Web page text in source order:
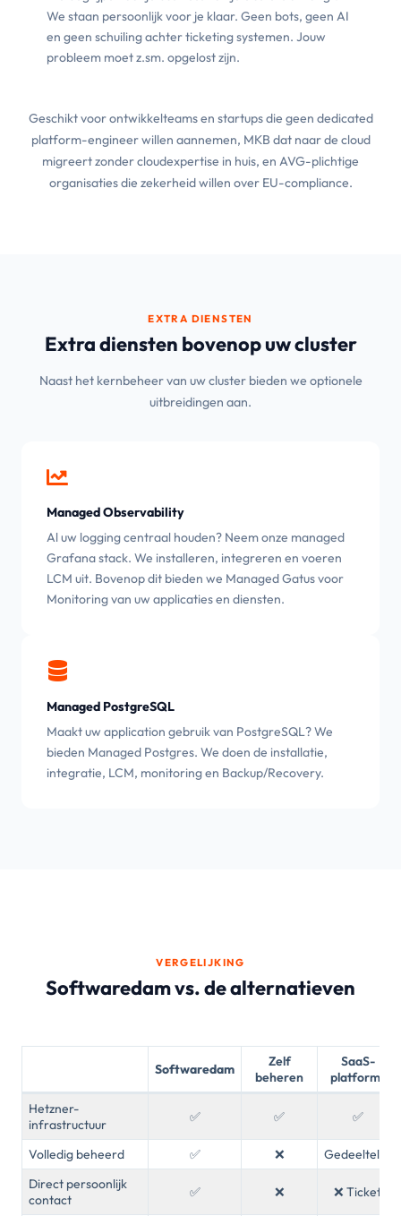
We staan persoonlijk voor je klaar. Geen bots, geen AI
en geen schuiling achter ticketing systemen. Jouw
probleem moet z.sm. opgelost zijn.
Geschikt voor ontwikkelteams en startups die geen dedicated
platform-engineer willen aannemen, MKB dat naar de cloud
migreert zonder cloudexpertise in huis, en AVG-plichtige
organisaties die zekerheid willen over EU-compliance.
EXTRA DIENSTEN
Extra diensten bovenop uw cluster
Naast het kernbeheer van uw cluster bieden we optionele
uitbreidingen aan.
Managed Observability
Al uw logging centraal houden? Neem onze managed
Grafana stack. We installeren, integreren en voeren
LCM uit. Bovenop dit bieden we Managed Gatus voor
Monitoring van uw applicaties en diensten.
Managed PostgreSQL
Maakt uw application gebruik van PostgreSQL? We
bieden Managed Postgres. We doen de installatie,
integratie, LCM, monitoring en Backup/Recovery.
VERGELIJKING
Softwaredam vs. de alternatieven
Softwaredam
Zelf
beheren
SaaS-
platforms
Hetzner-
infrastructuur
✅ ✅ ✅
Volledig beheerd ✅ ❌
Gedeeltelijk
Direct persoonlijk
contact
✅ ❌ ❌ Ticket